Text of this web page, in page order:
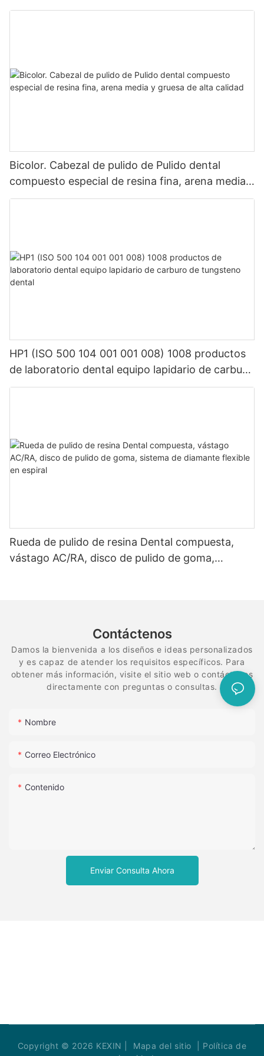
Bicolor. Cabezal de pulido de Pulido dental
compuesto especial de resina fina, arena media y
gruesa de alta calidad
HP1 (ISO 500 104 001 001 008) 1008 productos
de laboratorio dental equipo lapidario de carburo
de tungsteno dental
Rueda de pulido de resina Dental compuesta,
vástago AC/RA, disco de pulido de goma,
Contáctenos
Damos la bienvenida a los diseños e ideas personalizados
y es capaz de atender los requisitos específicos. Para
obtener más información, visite el sitio web o contáctenos
directamente con preguntas o consultas.
Nombre
Correo Electrónico
Contenido
Enviar Consulta Ahora
Copyright © 2026 KEXIN | Mapa del sitio
Política de